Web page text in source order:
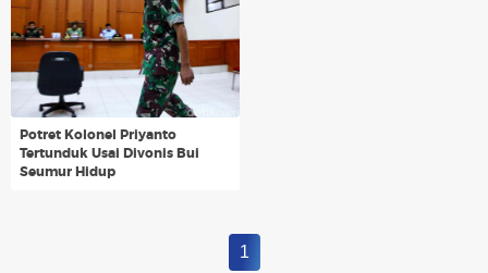
Potret Kolonel Priyanto
Tertunduk Usai Divonis Bui
Seumur Hidup
1